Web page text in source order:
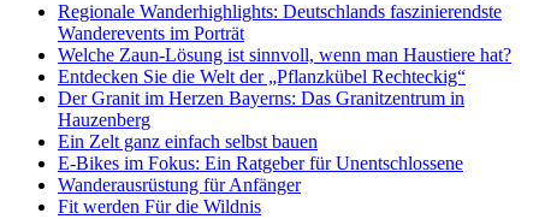
Regionale Wanderhighlights: Deutschlands faszinierendste
Wanderevents im Porträt
Welche Zaun-Lösung ist sinnvoll, wenn man Haustiere hat?
Entdecken Sie die Welt der „Pflanzkübel Rechteckig“
Der Granit im Herzen Bayerns: Das Granitzentrum in
Hauzenberg
Ein Zelt ganz einfach selbst bauen
E-Bikes im Fokus: Ein Ratgeber für Unentschlossene
Wanderausrüstung für Anfänger
Fit werden Für die Wildnis